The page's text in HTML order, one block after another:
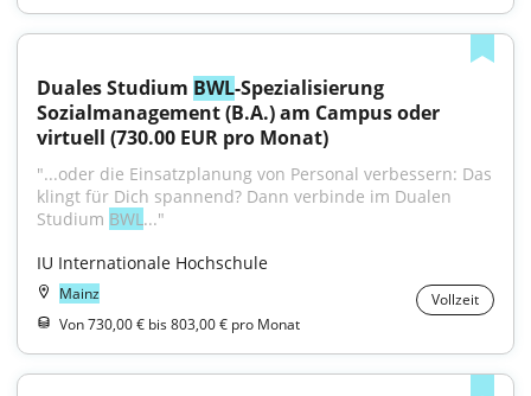
Duales Studium BWL-Spezialisierung
Sozialmanagement (B.A.) am Campus oder
virtuell (730.00 EUR pro Monat)
"...oder die Einsatzplanung von Personal verbessern: Das
klingt für Dich spannend? Dann verbinde im Dualen
Studium BWL..."
IU Internationale Hochschule
Mainz
Vollzeit
Von 730,00 € bis 803,00 € pro Monat